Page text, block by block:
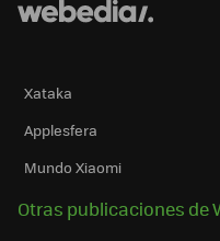
Xataka
Applesfera
Mundo Xiaomi
Otras publicaciones de